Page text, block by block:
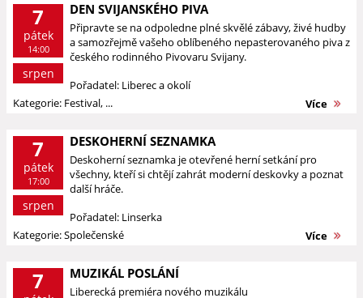
7
pátek
14:00
srpen
DEN SVIJANSKÉHO PIVA
Připravte se na odpoledne plné skvělé zábavy, živé hudby
a samozřejmě vašeho oblíbeného nepasterovaného piva z
českého rodinného Pivovaru Svijany.
Pořadatel: Liberec a okolí
Kategorie: Festival, ...
Více
7
pátek
17:00
srpen
DESKOHERNÍ SEZNAMKA
Deskoherní seznamka je otevřené herní setkání pro
všechny, kteří si chtějí zahrát moderní deskovky a poznat
další hráče.
Pořadatel: Linserka
Kategorie: Společenské
Více
7 MUZIKÁL POSLÁNÍ
Liberecká premiéra nového muzikálu